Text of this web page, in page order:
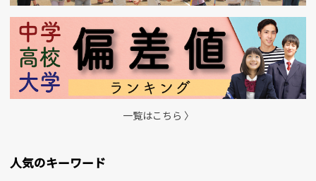
一覧はこちら 〉
人気のキーワード